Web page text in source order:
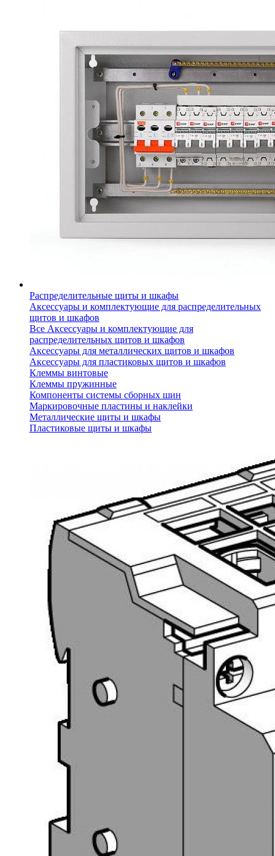
Распределительные щиты и шкафы
Аксессуары и комплектующие для распределительных
щитов и шкафов
Все Аксессуары и комплектующие для
распределительных щитов и шкафов
Аксессуары для металлических щитов и шкафов
Аксессуары для пластиковых щитов и шкафов
Клеммы винтовые
Клеммы пружинные
Компоненты системы сборных шин
Маркировочные пластины и наклейки
Металлические щиты и шкафы
Пластиковые щиты и шкафы